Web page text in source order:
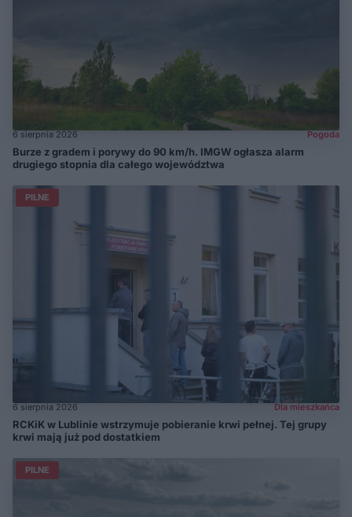
6 sierpnia 2026 Pogoda
Burze z gradem i porywy do 90 km/h. IMGW ogłasza alarm
drugiego stopnia dla całego województwa
PILNE
6 sierpnia 2026 Dla mieszkańca
RCKiK w Lublinie wstrzymuje pobieranie krwi pełnej. Tej grupy
krwi mają już pod dostatkiem
PILNE